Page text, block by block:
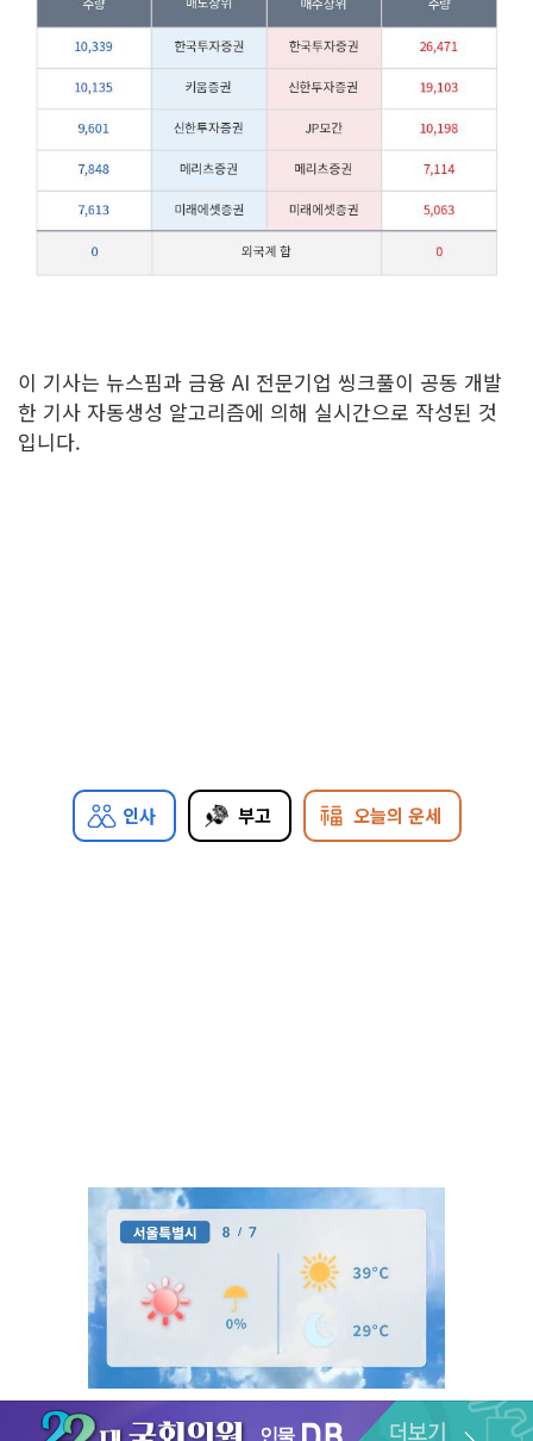
이 기사는 뉴스핌과 금융 AI 전문기업 씽크풀이 공동 개발
한 기사 자동생성 알고리즘에 의해 실시간으로 작성된 것
입니다.
인사 부고 오늘의 운세